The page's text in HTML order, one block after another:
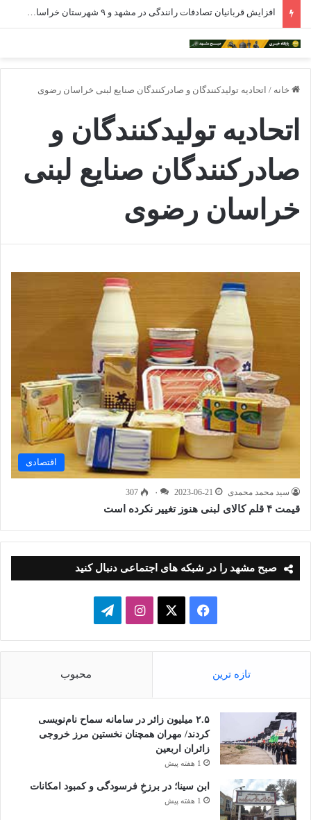
افزایش قربانیان تصادفات رانندگی در مشهد و ۹ شهرستان خراسان رضوی
خانه / اتحادیه تولیدکنندگان و صادرکنندگان صنایع لبنی خراسان رضوی
اتحادیه تولیدکنندگان و
صادرکنندگان صنایع لبنی
خراسان رضوی
اقتصادی
سید محمد محمدی 2023-06-21 ۰ 307
قیمت ۴ قلم کالای لبنی هنوز تغییر نکرده است
صبح مشهد را در شبکه های اجتماعی دنبال کنید
فیسبوک ایکساینستاگرامتلگرام
تازه ترین محبوب
۲.۵ میلیون زائر در سامانه سماح نام‌نویسی
کردند/ مهران همچنان نخستین مرز خروجی
زائران اربعین
1 هفته پیش
ابن سینا؛ در برزخِ فرسودگی و کمبود امکانات
1 هفته پیش